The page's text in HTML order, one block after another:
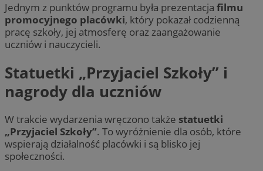
Jednym z punktów programu była prezentacja filmu
promocyjnego placówki, który pokazał codzienną
pracę szkoły, jej atmosferę oraz zaangażowanie
uczniów i nauczycieli.
Statuetki „Przyjaciel Szkoły” i
nagrody dla uczniów
W trakcie wydarzenia wręczono także statuetki
„Przyjaciel Szkoły”. To wyróżnienie dla osób, które
wspierają działalność placówki i są blisko jej
społeczności.